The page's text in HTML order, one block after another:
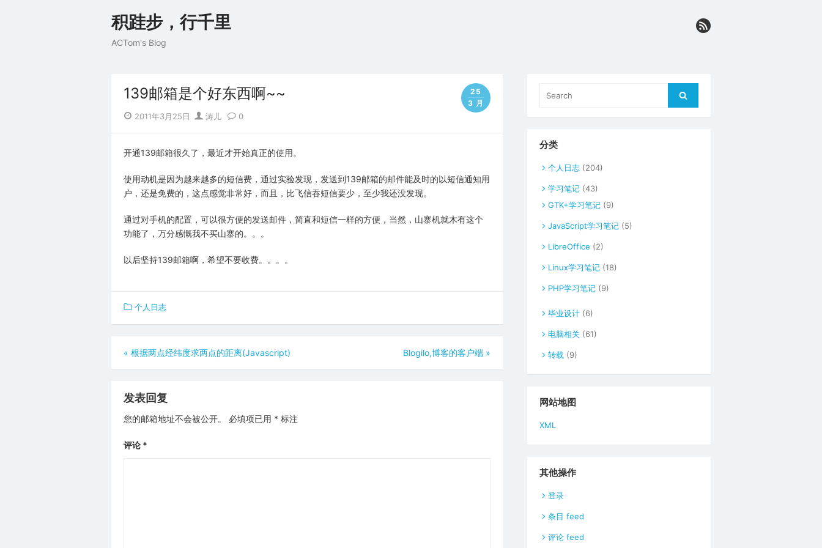
to
积跬步，行千里
ACTom's Blog
139邮箱是个好东西啊~~
25
3 月
Posted
2011年3月25日 Author
涛儿 0
开通139邮箱很久了，最近才开始真正的使用。
使用动机是因为越来越多的短信费，通过实验发现，发送到139邮箱的邮件能及时的以短信通知用
户，还是免费的，这点感觉非常好，而且，比飞信吞短信要少，至少我还没发现。
通过对手机的配置，可以很方便的发送邮件，简直和短信一样的方便，当然，山寨机就木有这个
功能了，万分感慨我不买山寨的。。。
以后坚持139邮箱啊，希望不要收费。。。。
个人日志
文
章
导
航
« 根据两点经纬度求两点的距离(Javascript) Blogilo,博客的客户端 »
发表回复
您的邮箱地址不会被公开。 必填项已用 * 标注
评论 *
for:
Search
分类
个人日志 (204)
学习笔记 (43)
GTK+学习笔记 (9)
JavaScript学习笔记 (5)
LibreOffice (2)
Linux学习笔记 (18)
PHP学习笔记 (9)
毕业设计 (6)
电脑相关 (61)
转载 (9)
网站地图
XML
其他操作
登录
条目 feed
评论 feed